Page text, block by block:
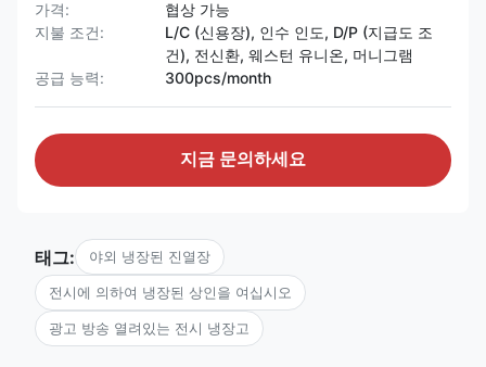
가격:
협상 가능
지불 조건:
L/C (신용장), 인수 인도, D/P (지급도 조
건), 전신환, 웨스턴 유니온, 머니그램
공급 능력:
300pcs/month
지금 문의하세요
태그: 야외 냉장된 진열장
전시에 의하여 냉장된 상인을 여십시오
광고 방송 열려있는 전시 냉장고